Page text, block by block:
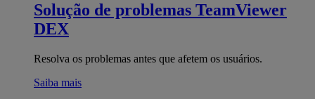
Solução de problemas TeamViewer
DEX
Resolva os problemas antes que afetem os usuários.
Saiba mais